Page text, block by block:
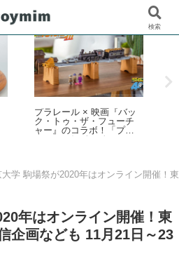
プラレール × 映画『バッ
ク・トゥ・ザ・フューチ
ャー』のコラボ！「プラ
レール バック・トゥ・
場！
大学 駒場祭が2020年はオンライン開催！
年はオンライン開催！東
企画なども 11月21日～23
検索